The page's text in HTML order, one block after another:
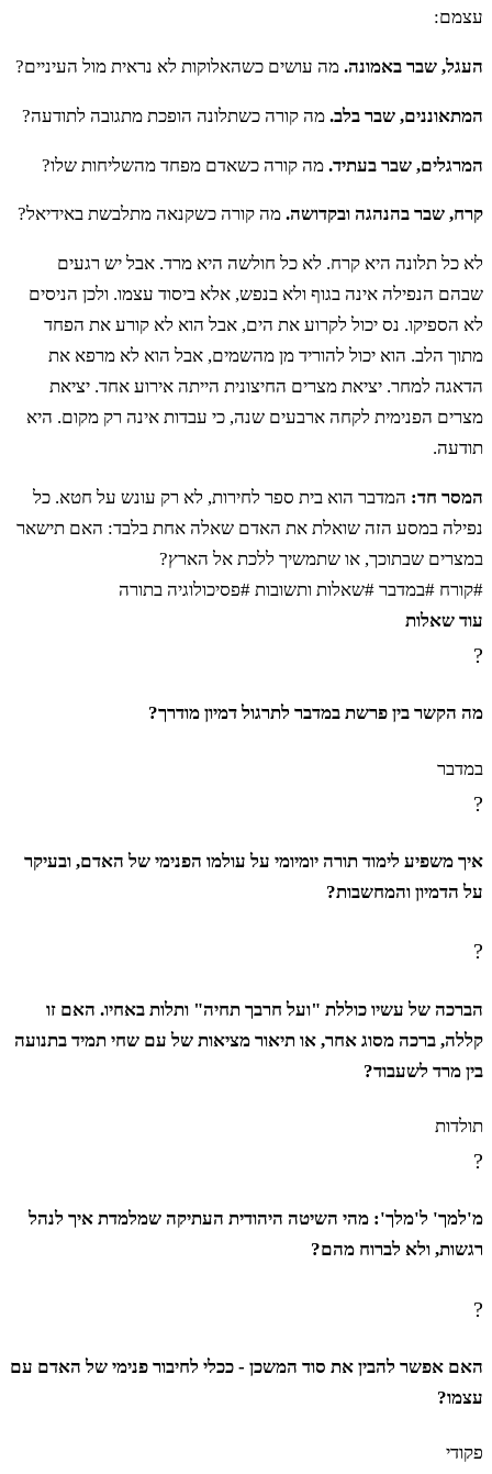
עצמם:
העגל, שבר באמונה. מה עושים כשהאלוקות לא נראית מול העיניים?
המתאוננים, שבר בלב. מה קורה כשתלונה הופכת מתגובה לתודעה?
המרגלים, שבר בעתיד. מה קורה כשאדם מפחד מהשליחות שלו?
קרח, שבר בהנהגה ובקדושה. מה קורה כשקנאה מתלבשת באידיאל?
לא כל תלונה היא קרח. לא כל חולשה היא מרד. אבל יש רגעים
שבהם הנפילה אינה בגוף ולא בנפש, אלא ביסוד עצמו. ולכן הניסים
לא הספיקו. נס יכול לקרוע את הים, אבל הוא לא קורע את הפחד
מתוך הלב. הוא יכול להוריד מן מהשמים, אבל הוא לא מרפא את
הדאגה למחר. יציאת מצרים החיצונית הייתה אירוע אחד. יציאת
מצרים הפנימית לקחה ארבעים שנה, כי עבדות אינה רק מקום. היא
תודעה.
המסר חד: המדבר הוא בית ספר לחירות, לא רק עונש על חטא. כל
נפילה במסע הזה שואלת את האדם שאלה אחת בלבד: האם תישאר
במצרים שבתוכך, או שתמשיך ללכת אל הארץ?
#קורח #במדבר #שאלות ותשובות #פסיכולוגיה בתורה
עוד שאלות
?
מה הקשר בין פרשת במדבר לתרגול דמיון מודרך?
במדבר
?
איך משפיע לימוד תורה יומיומי על עולמו הפנימי של האדם, ובעיקר
על הדמיון והמחשבות?
?
הברכה של עשיו כוללת "ועל חרבך תחיה" ותלות באחיו. האם זו
קללה, ברכה מסוג אחר, או תיאור מציאות של עם שחי תמיד בתנועה
בין מרד לשעבוד?
תולדות
?
מ'למך' ל'מלך': מהי השיטה היהודית העתיקה שמלמדת איך לנהל
רגשות, ולא לברוח מהם?
?
האם אפשר להבין את סוד המשכן - ככלי לחיבור פנימי של האדם עם
עצמו?
פקודי